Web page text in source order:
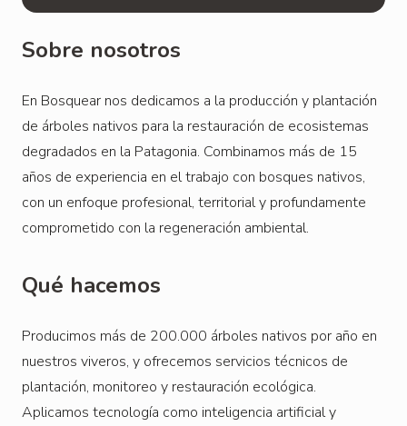
Sobre nosotros
En Bosquear nos dedicamos a la producción y plantación
de árboles nativos para la restauración de ecosistemas
degradados en la Patagonia. Combinamos más de 15
años de experiencia en el trabajo con bosques nativos,
con un enfoque profesional, territorial y profundamente
comprometido con la regeneración ambiental.
Qué hacemos
Producimos más de 200.000 árboles nativos por año en
nuestros viveros, y ofrecemos servicios técnicos de
plantación, monitoreo y restauración ecológica.
Aplicamos tecnología como inteligencia artificial y